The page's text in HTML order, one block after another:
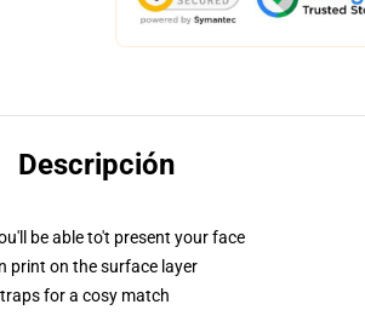
Descripción
be able to't present your face
print on the surface layer
for a cosy match